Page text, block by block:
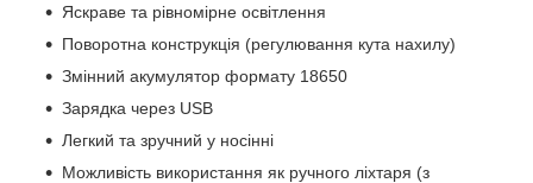
Яскраве та рівномірне освітлення
Поворотна конструкція (регулювання кута нахилу)
Змінний акумулятор формату 18650
Зарядка через USB
Легкий та зручний у носінні
Можливість використання як ручного ліхтаря (з